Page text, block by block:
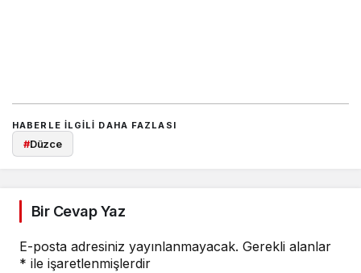
HABERLE ILGILI DAHA FAZLASI
#Düzce
Bir Cevap Yaz
E-posta adresiniz yayınlanmayacak. Gerekli alanlar
* ile işaretlenmişlerdir